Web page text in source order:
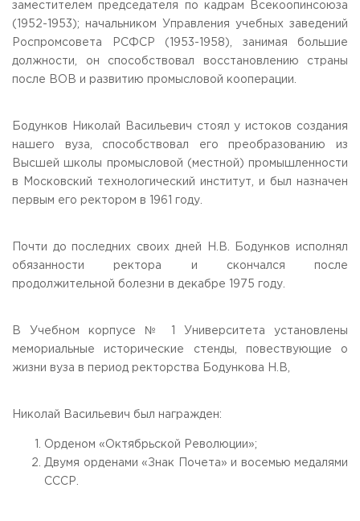
заместителем председателя по кадрам Всекоопинсоюза
(1952-1953); начальником Управления учебных заведений
Роспромсовета РСФСР (1953-1958), занимая большие
должности, он способствовал восстановлению страны
после ВОВ и развитию промысловой кооперации.
Бодунков Николай Васильевич стоял у истоков создания
нашего вуза, способствовал его преобразованию из
Высшей школы промысловой (местной) промышленности
в Московский технологический институт, и был назначен
первым его ректором в 1961 году.
Почти до последних своих дней Н.В. Бодунков исполнял
обязанности ректора и скончался после
продолжительной болезни в декабре 1975 году.
В Учебном корпусе № 1 Университета установлены
мемориальные исторические стенды, повествующие о
жизни вуза в период ректорства Бодункова Н.В,
Николай Васильевич был награжден:
Орденом «Октябрьской Революции»;
Двумя орденами «Знак Почета» и восемью медалями
СССР.